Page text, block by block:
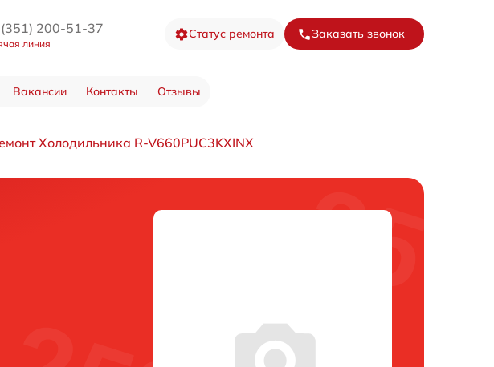
200-51-37
линия
Статус ремонта Заказать звонок
Вакансии Контакты Отзывы
Холодильника R-V660PUC3KXINX